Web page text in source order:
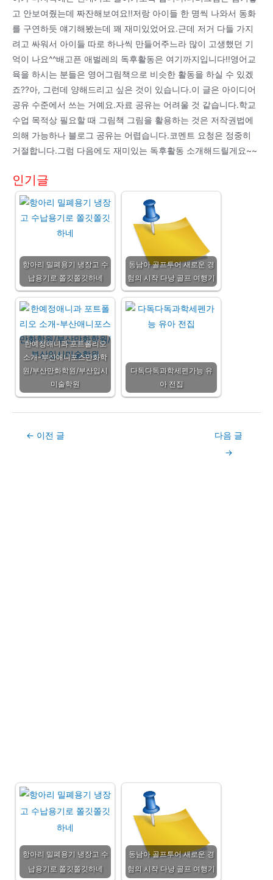
고 안보여줬는데 짜잔해보여요!!저랑 아이들 한 명씩 나와서 동화
를 구연하듯 얘기해봤는데 꽤 재미있었어요.근데 저거 다들 가지
려고 싸워서 아이들 따로 하나씩 만들어주느라 많이 고생했던 기
억이 나요^^배고픈 애벌레의 독후활동은 여기까지입니다!!영어교
육을 하시는 분들은 영어그림책으로 비슷한 활동을 하실 수 있겠
죠??아, 그런데 양해드리고 싶은 것이 있습니다.이 글은 아이디어
공유 수준에서 쓰는 거예요.자료 공유는 어려울 것 같습니다.학교
수업 목적상 필요할 때 그림책 그림을 활용하는 것은 저작권법에
의해 가능하나 블로그 공유는 어렵습니다.코멘트 요청은 정중히
거절합니다.그럼 다음에도 재미있는 독후활동 소개해드릴게요~~
인기글
항아리 밀폐용기 냉장고 수
납용기로 쫄깃쫄깃하네
동남아 골프투어 새로운 경
험의 시작 다낭 골프 여행기
한예정애니과 포트폴리오
소개-부산애니포스만화학
원/부산만화학원/부산입시
미술학원
다독다독과학세펜가능 유
아 전집
Post← 이전 글
다음 글
→
항아리 밀폐용기 냉장고 수
납용기로 쫄깃쫄깃하네
동남아 골프투어 새로운 경
험의 시작 다낭 골프 여행기